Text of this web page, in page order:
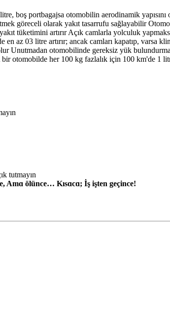
boş portbagajsa otomobilin aerodinamik
göreceli olarak yakıt tasarrufu sağlayabilir
tüketimini artırır Açık camlarla yolculuk
az 03 litre artırır; ancak camları kapatıp, varsa
Unutmadan otomobilinde gereksiz yük
otomobilde her 100 kg fazlalık için 100 km'de 1
tutmayın
ölünce… Kısɑcɑ; İş işten geçince!